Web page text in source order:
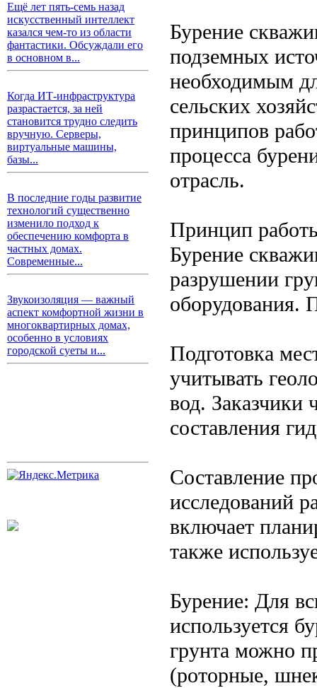
Ещё лет пять-семь назад
искусственный интеллект
казался чем-то из области
фантастики. Обсуждали его
в основном в...
Когда ИТ-инфраструктура
разрастается, за ней
становится трудно следить
вручную. Серверы,
виртуальные машины,
базы...
В последние годы развитие
технологий существенно
изменило подход к
обеспечению комфорта в
частных домах.
Современные...
Звукоизоляция — важный
аспект комфортной жизни в
многоквартирных домах,
особенно в условиях
городской суеты и...
Бурение
подземных
необходимым
сельских
принципов
процесса
отрасль.
Принцип
Бурение
разрушении
оборудования.
Подготовка
учитывать
вод. Заказчики
составления
Составление
исследований
включает
также
Бурение: Для
используется
грунта можно
(роторные,